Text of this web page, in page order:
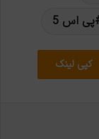
پی اس 5
کپی لینک